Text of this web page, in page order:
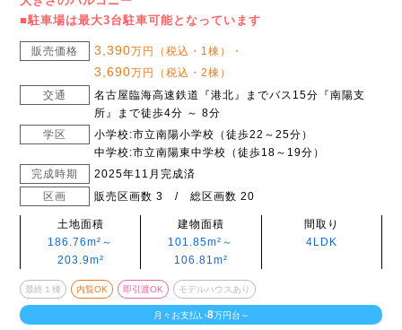
■駐車場は最大3台駐車可能となっています
販売価格 3,390万円（税込・1棟）・
3,690万円（税込・2棟）
交通
名古屋臨海高速鉄道『港北』までバス15分『南陽支
所』まで徒歩4分 ～ 8分
学区
小学校:市立南陽小学校（徒歩22～25分）
中学校:市立南陽東中学校（徒歩18～19分）
完成時期
2025年11月完成済
区画
販売区画数 3 / 総区画数 20
土地面積
186.76m²～
203.9m²
建物面積
101.85m²～
106.81m²
間取り
4LDK
最終１棟 内覧OK 即引渡OK モデルハウスあり
月々お支払い8万円台～